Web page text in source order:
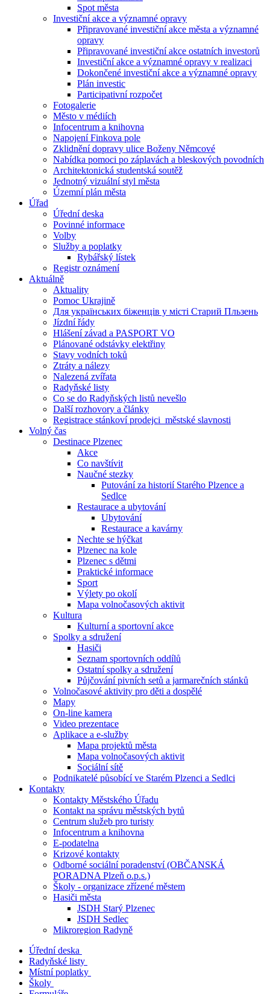
Spot města
Investiční akce a významné opravy
Připravované investiční akce města a významné
opravy
Připravované investiční akce ostatních investorů
Investiční akce a významné opravy v realizaci
Dokončené investiční akce a významné opravy
Plán investic
Participativní rozpočet
Fotogalerie
Město v médiích
Infocentrum a knihovna
Napojení Finkova pole
Zklidnění dopravy ulice Boženy Němcové
Nabídka pomoci po záplavách a bleskových povodních
Architektonická studentská soutěž
Jednotný vizuální styl města
Územní plán města
Úřad
Úřední deska
Povinné informace
Volby
Služby a poplatky
Rybářský lístek
Registr oznámení
Aktuálně
Aktuality
Pomoc Ukrajině
Для українських біженців у місті Старий Пльзень
Jízdní řády
Hlášení závad a PASPORT VO
Plánované odstávky elektřiny
Stavy vodních toků
Ztráty a nálezy
Nalezená zvířata
Radyňské listy
Co se do Radyňských listů nevešlo
Další rozhovory a články
Registrace stánkoví prodejci_městské slavnosti
Volný čas
Destinace Plzenec
Akce
Co navštívit
Naučné stezky
Putování za historií Starého Plzence a
Sedlce
Restaurace a ubytování
Ubytování
Restaurace a kavárny
Nechte se hýčkat
Plzenec na kole
Plzenec s dětmi
Praktické informace
Sport
Výlety po okolí
Mapa volnočasových aktivit
Kultura
Kulturní a sportovní akce
Spolky a sdružení
Hasiči
Seznam sportovních oddílů
Ostatní spolky a sdružení
Půjčování pivních setů a jarmarečních stánků
Volnočasové aktivity pro děti a dospělé
Mapy
On-line kamera
Video prezentace
Aplikace a e-služby
Mapa projektů města
Mapa volnočasových aktivit
Sociální sítě
Podnikatelé působící ve Starém Plzenci a Sedlci
Kontakty
Kontakty Městského Úřadu
Kontakt na správu městských bytů
Centrum služeb pro turisty
Infocentrum a knihovna
E-podatelna
Krizové kontakty
Odborné sociální poradenství (OBČANSKÁ
PORADNA Plzeň o.p.s.)
Školy - organizace zřízené městem
Hasiči města
JSDH Starý Plzenec
JSDH Sedlec
Mikroregion Radyně
Úřední deska
Radyňské listy
Místní poplatky
Školy